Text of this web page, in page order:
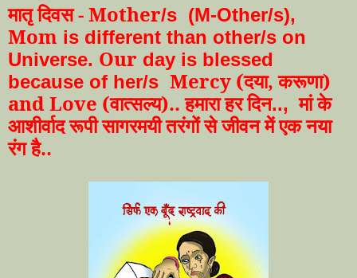
मातृ दिवस - Mother/s (M-Other/s),
Mom is different than other/s on
Universe. Our day is blessed
because of her/s Mercy (दया, करूणा)
and Love (वात्सल्य).. हमारा हर दिन.., मां के
आशीर्वाद रूपी सागरमयी तरंगों से जीवन में एक नया
रंग है..